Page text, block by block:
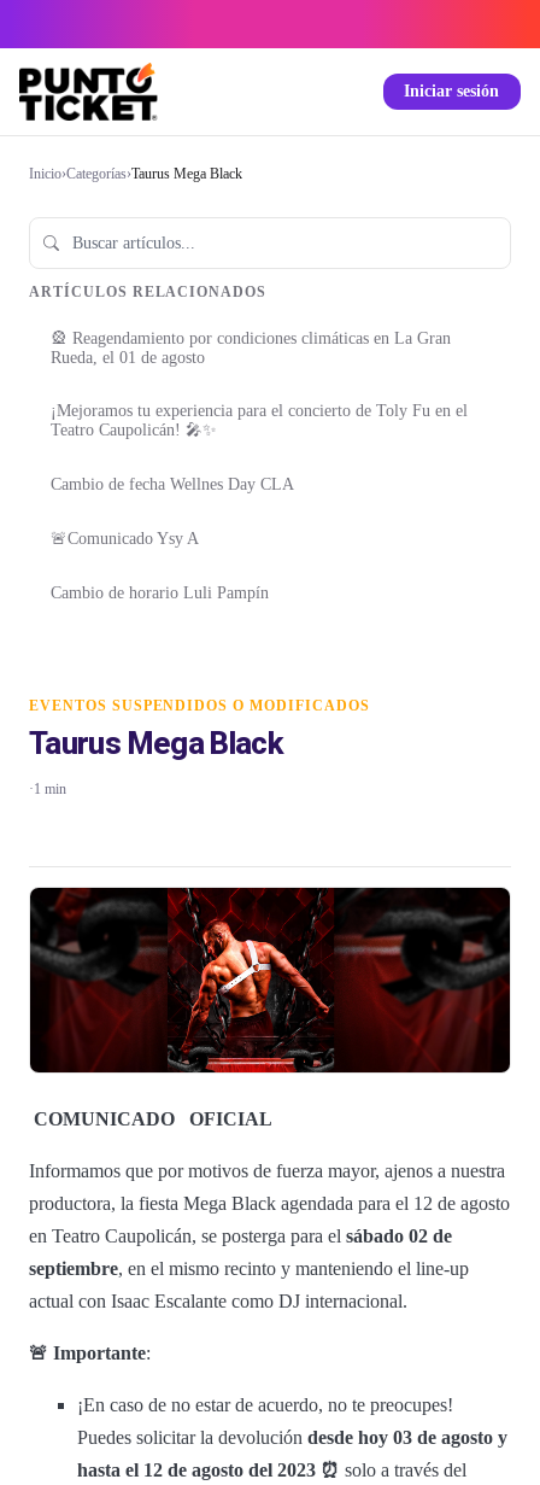
Iniciar sesión
Inicio›Categorías›Taurus Mega Black
ARTÍCULOS RELACIONADOS
🎡 Reagendamiento por condiciones climáticas en La Gran
Rueda, el 01 de agosto
¡Mejoramos tu experiencia para el concierto de Toly Fu en el
Teatro Caupolicán! 🎤✨
Cambio de fecha Wellnes Day CLA
🚨Comunicado Ysy A
Cambio de horario Luli Pampín
EVENTOS SUSPENDIDOS O MODIFICADOS
Taurus Mega Black
·1 min
COMUNICADO OFICIAL
Informamos que por motivos de fuerza mayor, ajenos a nuestra
productora, la fiesta Mega Black agendada para el 12 de agosto
en Teatro Caupolicán, se posterga para el sábado 02 de
septiembre, en el mismo recinto y manteniendo el line-up
actual con Isaac Escalante como DJ internacional.
🚨 Importante:
¡En caso de no estar de acuerdo, no te preocupes!
Puedes solicitar la devolución desde hoy 03 de agosto y
hasta el 12 de agosto del 2023 ⏰ solo a través del